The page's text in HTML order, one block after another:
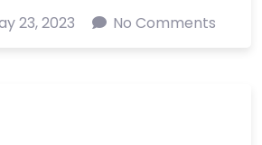
23, 2023 No Comments